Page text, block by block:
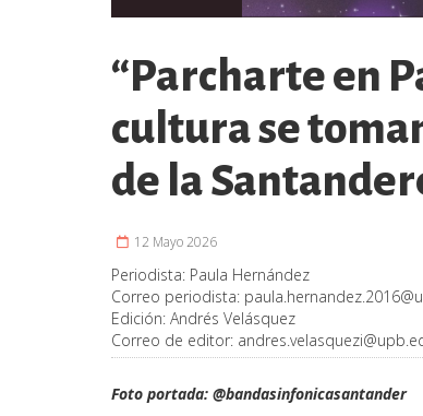
“Parcharte en
cultura se
de la
12 Mayo 2026
Periodista: Paula Hernández
Correo periodista:
Edición: Andrés Velásquez
Correo de editor:
Foto portada: @bandasinfonicasantander